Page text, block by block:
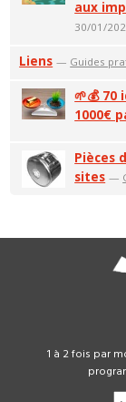
aux
30/01/
Liens — Guides
🌱💰
1000€
Pièces
sites —
1 à 2 fois par